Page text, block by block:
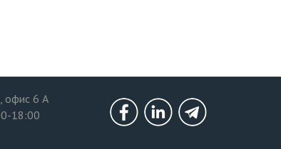
офис 6 А
18:00